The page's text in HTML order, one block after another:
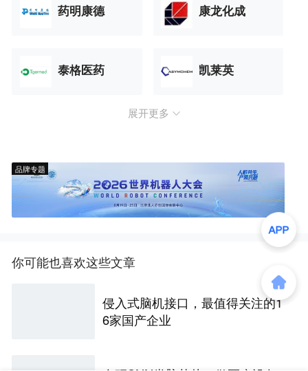
药明康德 康龙化成
泰格医药 凯莱英
展开更多
品牌专题
你可能也喜欢这些文章
侵入式脑机接口，最值得关注的1
6家国产企业